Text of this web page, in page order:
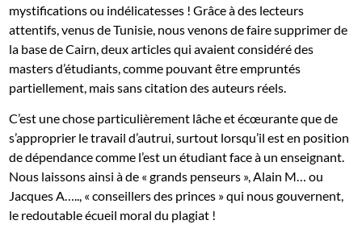
mystifications ou indélicatesses ! Grâce à des lecteurs
attentifs, venus de Tunisie, nous venons de faire supprimer de
la base de Cairn, deux articles qui avaient considéré des
masters d’étudiants, comme pouvant être empruntés
partiellement, mais sans citation des auteurs réels.
C’est une chose particulièrement lâche et écœurante que de
s’approprier le travail d’autrui, surtout lorsqu’il est en position
de dépendance comme l’est un étudiant face à un enseignant.
Nous laissons ainsi à de « grands penseurs », Alain M… ou
Jacques A….., « conseillers des princes » qui nous gouvernent,
le redoutable écueil moral du plagiat !